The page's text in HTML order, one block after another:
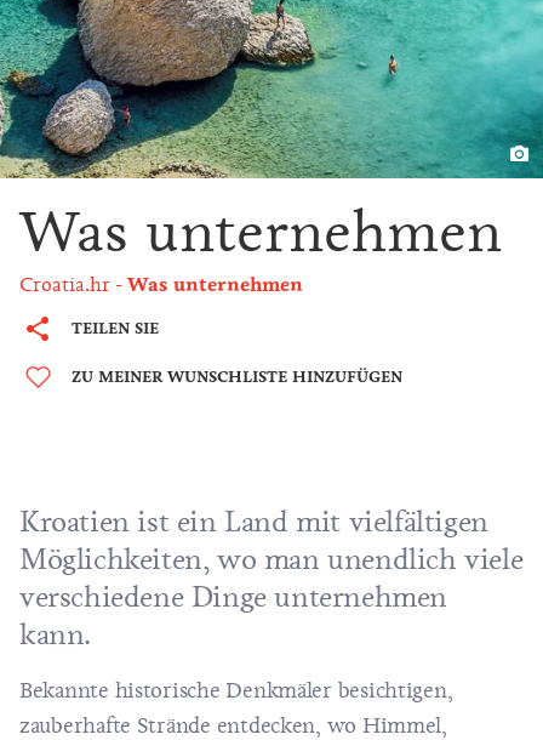
Was unternehmen
Croatia.hr Was unternehmen
TEILEN SIE
ZU MEINER WUNSCHLISTE HINZUFÜGEN
Kroatien ist ein Land mit vielfältigen
Möglichkeiten, wo man unendlich viele
verschiedene Dinge unternehmen
kann.
Bekannte historische Denkmäler besichtigen,
zauberhafte Strände entdecken, wo Himmel,